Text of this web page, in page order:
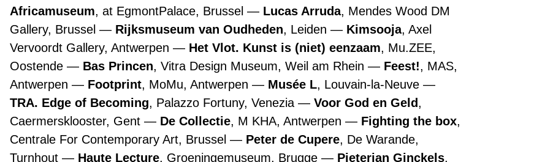
Africamuseum, at EgmontPalace, Brussel Lucas Arruda, Mendes Wood DM
Gallery, Brussel
Rijksmuseum van Oudheden, Leiden Kimsooja, Axel
Vervoordt Gallery, Antwerpen
Het Vlot. Kunst is (niet) eenzaam, Mu.ZEE,
Oostende
Bas Princen, Vitra Design Museum, Weil am Rhein Feest!, MAS,
Antwerpen
Footprint, MoMu, Antwerpen Musée L, Louvain-la-Neuve
TRA. Edge of Becoming, Palazzo Fortuny, Venezia Voor God en Geld,
Caermersklooster, Gent
De Collectie, M KHA, Antwerpen Fighting the box,
Centrale For Contemporary Art, Brussel
Peter de Cupere, De Warande,
Turnhout
Haute Lecture, Groeningemuseum, Brugge Pieterjan Ginckels,